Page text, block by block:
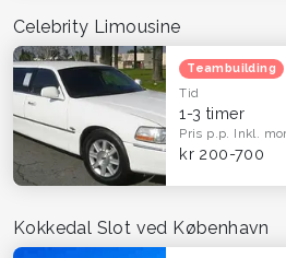
Celebrity Limousine
Teambuilding
Tid
1-3 timer
Pris p.p. Inkl.
kr 200-700
Kokkedal Slot ved København